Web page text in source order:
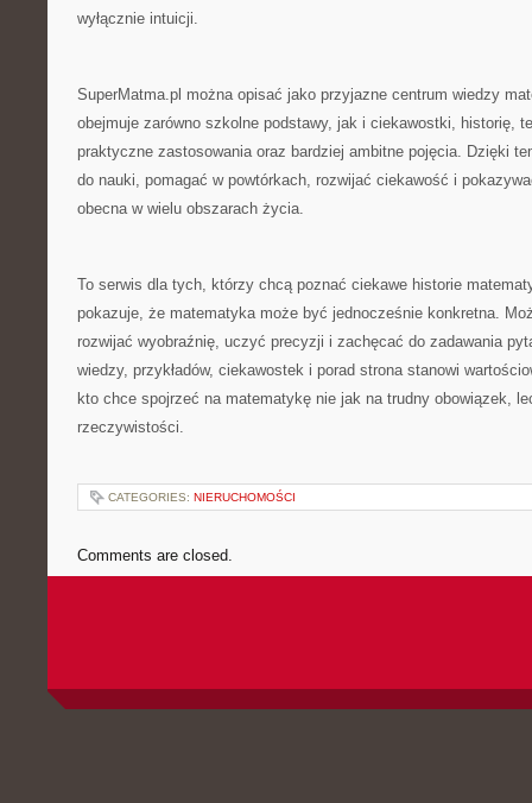
wyłącznie intuicji.
SuperMatma.pl można opisać jako przyjazne centrum wiedzy
obejmuje zarówno szkolne podstawy, jak i ciekawostki, historię,
praktyczne zastosowania oraz bardziej ambitne pojęcia. Dzięki
do nauki, pomagać w powtórkach, rozwijać ciekawość i
obecna w wielu obszarach życia.
To serwis dla tych, którzy chcą poznać ciekawe historie
pokazuje, że matematyka może być jednocześnie konkretna.
rozwijać wyobraźnię, uczyć precyzji i zachęcać do zadawania
wiedzy, przykładów, ciekawostek i porad strona stanowi
kto chce spojrzeć na matematykę nie jak na trudny obowiązek,
rzeczywistości.
CATEGORIES: NIERUCHOMOŚCI
Comments are closed.